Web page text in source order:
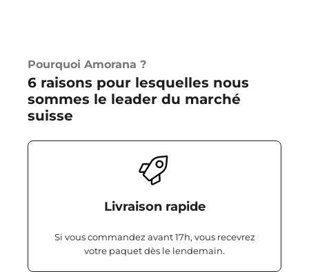
Pourquoi Amorana ?
6 raisons pour lesquelles nous
sommes le leader du marché
suisse
Livraison rapide
Si vous commandez avant 17h, vous recevrez
votre paquet dès le lendemain.